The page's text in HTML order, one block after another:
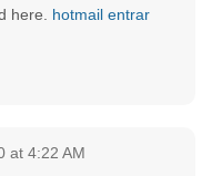
here. hotmail entrar
at 4:22 AM